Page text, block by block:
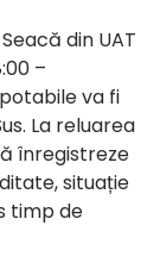
din UAT
–
va fi
La reluarea
înregistreze
situație
timp de